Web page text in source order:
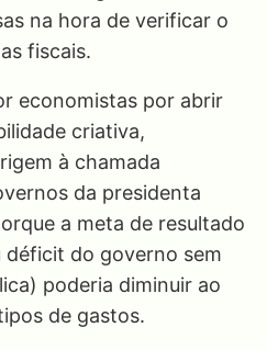
na hora de verificar o
fiscais.
economistas por abrir
criativa,
à chamada
da presidenta
a meta de resultado
do governo sem
poderia diminuir ao
de gastos.